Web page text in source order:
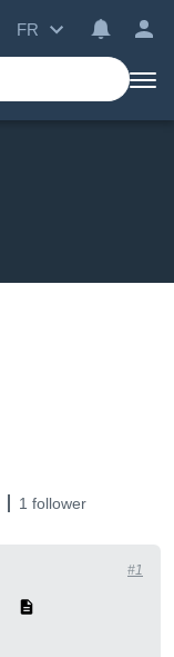
FR
1 follower
#1